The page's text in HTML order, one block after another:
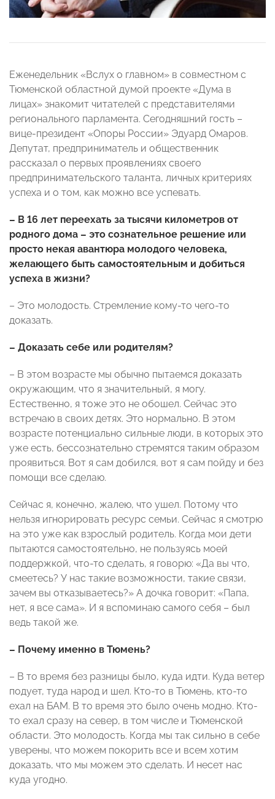
Еженедельник «Вслух о главном» в совместном с
Тюменской областной думой проекте «Дума в
лицах» знакомит читателей с представителями
регионального парламента. Сегодняшний гость –
вице-президент «Опоры России» Эдуард Омаров.
Депутат, предприниматель и общественник
рассказал о первых проявлениях своего
предпринимательского таланта, личных критериях
успеха и о том, как можно все успевать.
– В 16 лет переехать за тысячи километров от
родного дома – это сознательное решение или
просто некая авантюра молодого человека,
желающего быть самостоятельным и добиться
успеха в жизни?
– Это молодость. Стремление кому-то чего-то
доказать.
– Доказать себе или родителям?
– В этом возрасте мы обычно пытаемся доказать
окружающим, что я значительный, я могу.
Естественно, я тоже это не обошел. Сейчас это
встречаю в своих детях. Это нормально. В этом
возрасте потенциально сильные люди, в которых это
уже есть, бессознательно стремятся таким образом
проявиться. Вот я сам добился, вот я сам пойду и без
помощи все сделаю.
Сейчас я, конечно, жалею, что ушел. Потому что
нельзя игнорировать ресурс семьи. Сейчас я смотрю
на это уже как взрослый родитель. Когда мои дети
пытаются самостоятельно, не пользуясь моей
поддержкой, что-то сделать, я говорю: «Да вы что,
смеетесь? У нас такие возможности, такие связи,
зачем вы отказываетесь?» А дочка говорит: «Папа,
нет, я все сама». И я вспоминаю самого себя – был
ведь такой же.
– Почему именно в Тюмень?
– В то время без разницы было, куда идти. Куда ветер
подует, туда народ и шел. Кто-то в Тюмень, кто-то
ехал на БАМ. В то время это было очень модно. Кто-
то ехал сразу на север, в том числе и Тюменской
области. Это молодость. Когда мы так сильно в себе
уверены, что можем покорить все и всем хотим
доказать, что мы можем это сделать. И несет нас
куда угодно.